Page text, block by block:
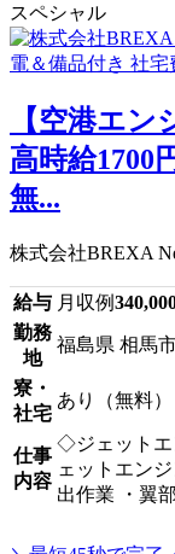
スペシャル
【空港エン
高時給1700
無...
株式会社BREXA
給与 月収例
勤務
地
福島県 相馬
寮・
社宅
あり（無料）
仕事
内容
◇ジェットエ
ェットエン
出作業 ・翼